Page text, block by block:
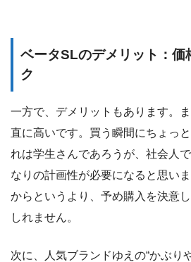
ベータSLのデメリット：価
ク
一方で、デメリットもあります。
直に高いです。買う瞬間にちょっ
れは学生さんであろうが、社会人
なりの計画性が必要になると思い
からというより、予め購入を決意
しれません。
次に、人気ブランドゆえの“かぶり